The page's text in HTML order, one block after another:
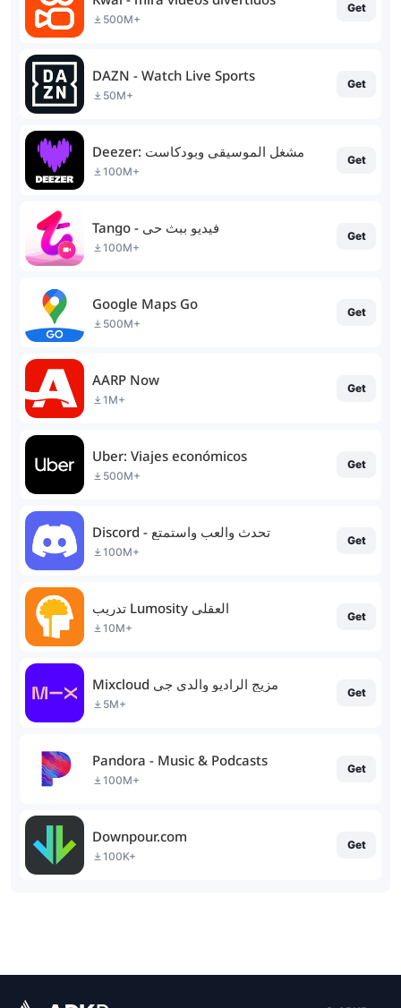
500M+
Get
DAZN - Watch Live Sports
50M+
Get
Deezer: مشغل الموسيقى وبودكاست
100M+
Get
Tango - فيديو ببث حي
100M+
Get
Google Maps Go
500M+
Get
AARP Now
1M+
Get
Uber: Viajes económicos
500M+
Get
Discord - تحدث والعب واستمتع
100M+
Get
تدريب Lumosity العقلي
10M+
Get
Mixcloud مزيج الراديو والدي جي
5M+
Get
Pandora - Music & Podcasts
100M+
Get
Downpour.com
100K+
Get